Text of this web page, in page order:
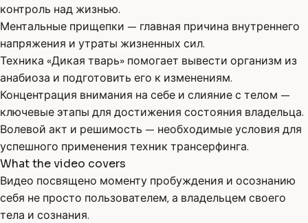
контроль над жизнью.
Ментальные прищепки — главная причина внутреннего
напряжения и утраты жизненных сил.
Техника «Дикая тварь» помогает вывести организм из
анабиоза и подготовить его к изменениям.
Концентрация внимания на себе и слияние с телом —
ключевые этапы для достижения состояния владельца.
Волевой акт и решимость — необходимые условия для
успешного применения техник трансерфинга.
What the video covers
Видео посвящено моменту пробуждения и осознанию
себя не просто пользователем, а владельцем своего
тела и сознания.